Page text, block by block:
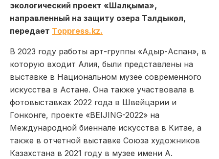
экологический проект «Шалқыма»,
направленный на защиту озера Талдыкөл,
передает Toppress.kz.
В 2023 году работы арт-группы «Адыр-Аспан», в
которую входит Алия, были представлены на
выставке в Национальном музее современного
искусства в Астане. Она также участвовала в
фотовыставках 2022 года в Швейцарии и
Гонконге, проекте «BEIJING-2022» на
Международной биеннале искусства в Китае, а
также в отчетной выставке Союза художников
Казахстана в 2021 году в музее имени А.